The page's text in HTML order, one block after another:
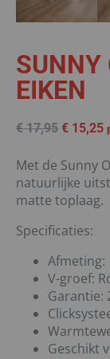
SUNNY
EIKEN
€17,95 € 15,25
Met de Sunny
natuurlijke
matte toplaag.
Specificaties:
Afmeting:
V-groef:
Garantie:
Geschikt